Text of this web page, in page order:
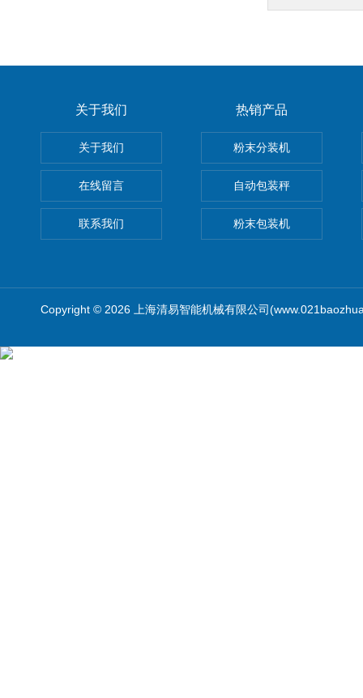
关于我们
关于我们
在线留言
联系我们
热销产品
粉末分装机
自动包装秤
粉末包装机
Copyright © 2026 上海清易智能机械有限公司